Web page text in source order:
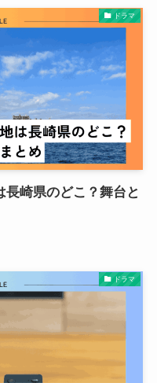
ドラマ
崎県のどこ？舞台と
ドラマ